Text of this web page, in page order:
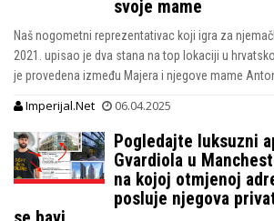
svoje mame
Naš nogometni reprezentativac koji igra za
2021. upisao je dva stana na top lokaciji u
je provedena između Majera i njegove mame
Imperijal.Net 06.04.2025
Pogledajte luksuzni
Gvardiola u
na kojoj otmjenoj
posluje njegova